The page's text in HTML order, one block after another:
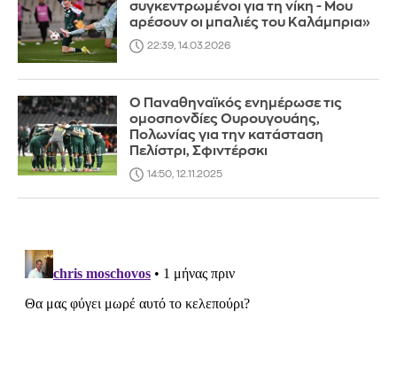
συγκεντρωμένοι για τη νίκη - Μου
αρέσουν οι μπαλιές του Καλάμπρια»
22:39, 14.03.2026
Ο Παναθηναϊκός ενημέρωσε τις
ομοσπονδίες Ουρουγουάης,
Πολωνίας για την κατάσταση
Πελίστρι, Σφιντέρσκι
14:50, 12.11.2025